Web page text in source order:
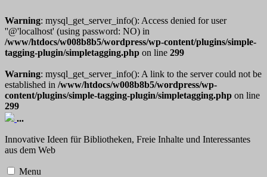
Warning: mysql_get_server_info(): Access denied for user
''@'localhost' (using password: NO) in
/www/htdocs/w008b8b5/wordpress/wp-content/plugins/simple-
tagging-plugin/simpletagging.php on line 299
Warning: mysql_get_server_info(): A link to the server could not be
established in /www/htdocs/w008b8b5/wordpress/wp-
content/plugins/simple-tagging-plugin/simpletagging.php on line
299
...
Innovative Ideen für Bibliotheken, Freie Inhalte und Interessantes
aus dem Web
Menu